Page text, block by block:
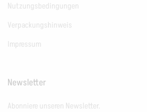
Nutzungsbedingungen
Verpackungshinweis
Impressum
Newsletter
Abonniere unseren Newsletter.